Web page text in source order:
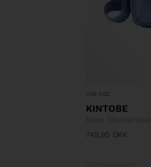
ONE SIZE
KINTOBE
Miles Skuldertaske
749,95 DKK